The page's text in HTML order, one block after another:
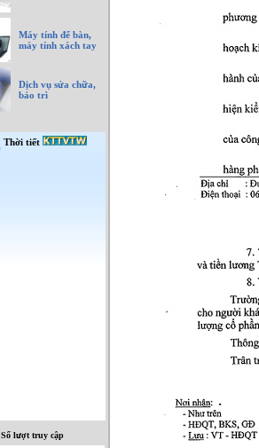
Máy tính để bàn,
máy tính xách tay
Dịch vụ sửa chữa,
bảo trì
Số lượt truy cập